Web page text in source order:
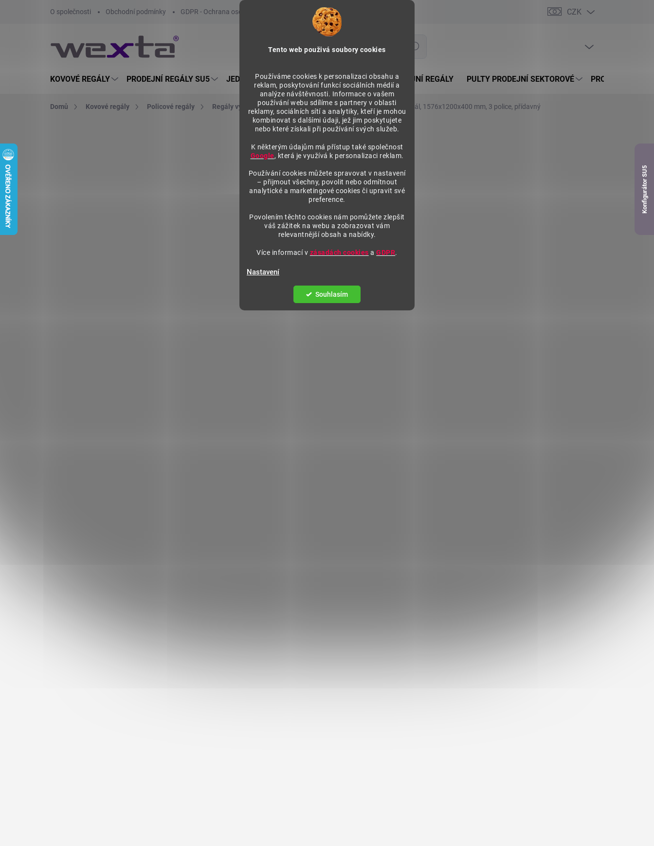
Tento web použivá soubory cookies
Používáme cookies k personalizaci obsahu a
reklam, poskytování funkcí sociálních médií a
analýze návštěvnosti. Informace o vašem
používání webu sdílíme s partnery v oblasti
reklamy, sociálních sítí a analytiky, kteří je mohou
kombinovat s dalšími údaji, jež jim poskytujete
nebo které získali při používání svých služeb.
K některým údajům má přístup také společnost
Google, která je využívá k personalizaci reklam.
Používání cookies můžete spravovat v nastavení
– přijmout všechny, povolit nebo odmítnout
analytické a marketingové cookies či upravit své
preference.
Povolením těchto cookies nám pomůžete zlepšit
váš zážitek na webu a zobrazovat vám
relevantnější obsah a nabídky.
Více informací v zásadách cookies aGDPR.
Nastavení
Souhlasím
O společnosti Obchodní podmínky GDPR - Ochrana osobních údajů Prohlášení o používání COOKIES CZK
Hledat
KOVOVÉ REGÁLY PRODEJNÍ REGÁLY SU5 JEDNOSTRANNÉ REGÁLY OBOUSTRANNÉ PRODEJNÍ REGÁLY PULTY PRODEJNÍ SEKTOROVÉ PROSKLENÉ
Domů Kovové regály Policové regály Regály výška 1576 mm, přídavné moduly Kovový policový regál, 1576x1200x400 mm, 3 police, přídavný
Konfigurátor SU5